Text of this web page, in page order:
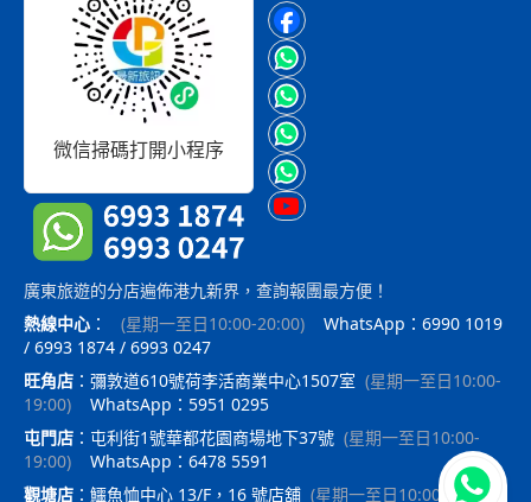
微信掃碼打開小程序
廣東旅遊的分店遍佈港九新界，查詢報團最方便！
熱線中心 ： (星期一至日10:00-20:00)
WhatsApp：6990 1019
/ 6993 1874 / 6993 0247
旺角店 ： 彌敦道610號荷李活商業中心1507室 (星期一至日10:00-
19:00)
WhatsApp：5951 0295
屯門店 ： 屯利街1號華都花園商場地下37號 (星期一至日10:00-
19:00)
WhatsApp：6478 5591
觀塘店 ： 鱷魚恤中心 13/F，16 號店舖 (星期一至日10:00-
立即